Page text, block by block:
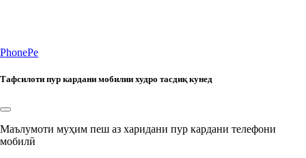
PhonePe
Тафсилоти пур кардани мобилии худро тасдиқ кунед
Маълумоти муҳим пеш аз харидани пур кардани телефони
мобилӣ